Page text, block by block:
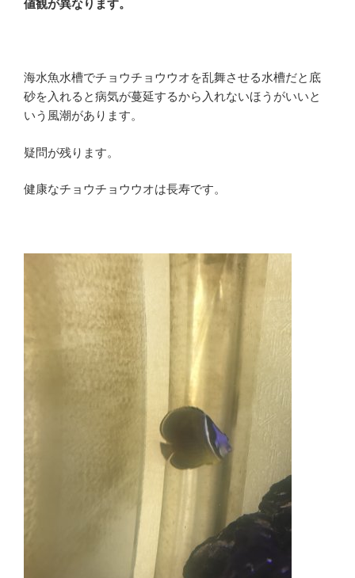
値観が異なります。
海水魚水槽でチョウチョウウオを乱舞させる水槽だと底
砂を入れると病気が蔓延するから入れないほうがいいと
いう風潮があります。
疑問が残ります。
健康なチョウチョウウオは長寿です。